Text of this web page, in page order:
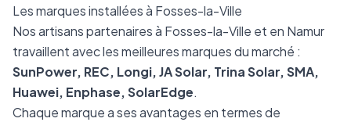
Les marques installées à Fosses-la-Ville
Nos artisans partenaires à Fosses-la-Ville et en Namur
travaillent avec les meilleures marques du marché :
SunPower, REC, Longi, JA Solar, Trina Solar, SMA,
Huawei, Enphase, SolarEdge.
Chaque marque a ses avantages en termes de